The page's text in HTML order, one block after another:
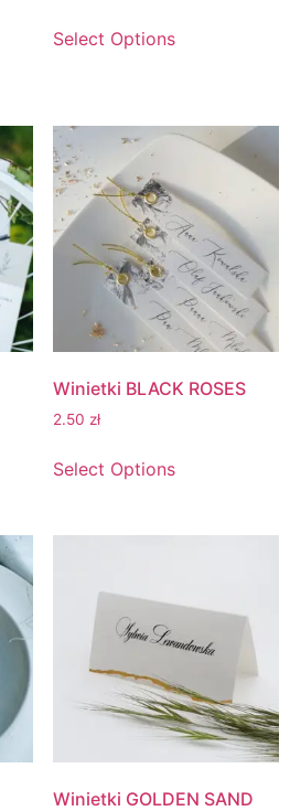
Select Options
Winietki BLACK ROSES
2.50 zł
Select Options
Winietki GOLDEN SAND